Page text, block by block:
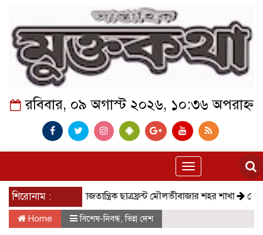
রবিবার, ০৯ অগাস্ট ২০২৬, ১০:৩৬ অপরাহ্ন
Toggle
navigation
শিরোনাম :সমাজতান্ত্রিক ছাত্রফ্রন্ট মৌলভীবাজার শহর শাখা কেমন আছে
Home বিশেষ-নিবন্ধ,ভিন্ন দেশ